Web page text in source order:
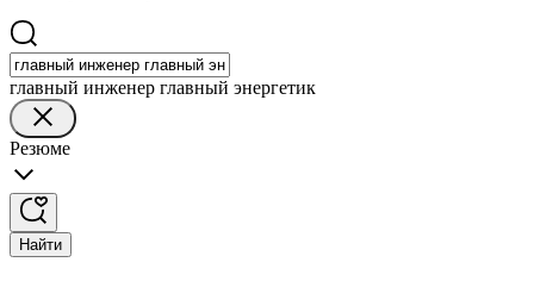
главный инженер главный энергетик
Резюме
Найти